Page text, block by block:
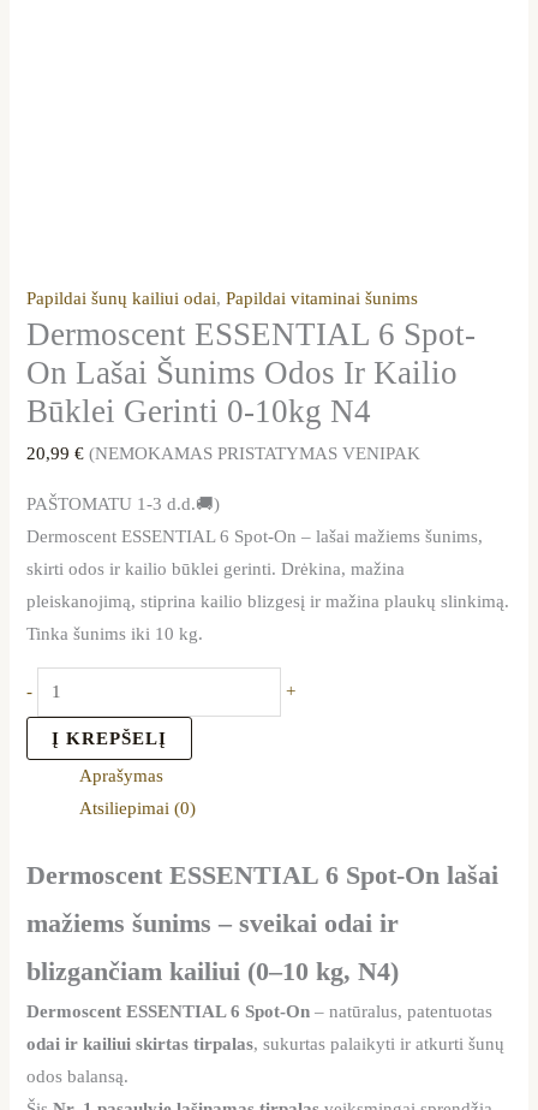
Papildai šunų kailiui odai,Papildai vitaminai šunims
Dermoscent ESSENTIAL 6 Spot-
On Lašai Šunims Odos Ir Kailio
Būklei Gerinti 0-10kg N4
20,99€ (NEMOKAMAS PRISTATYMAS VENIPAK
PAŠTOMATU 1-3 d.d.🚚)
Dermoscent ESSENTIAL 6 Spot-On – lašai mažiems šunims,
skirti odos ir kailio būklei gerinti. Drėkina, mažina
pleiskanojimą, stiprina kailio blizgesį ir mažina plaukų slinkimą.
Tinka šunims iki 10 kg.
- +
Į KREPŠELĮ
Aprašymas
Atsiliepimai (0)
Dermoscent ESSENTIAL 6 Spot-On lašai
mažiems šunims – sveikai odai ir
blizgančiam kailiui (0–10 kg, N4)
Dermoscent ESSENTIAL 6 Spot-On – natūralus, patentuotas
odai ir kailiui skirtas tirpalas, sukurtas palaikyti ir atkurti šunų
odos balansą.